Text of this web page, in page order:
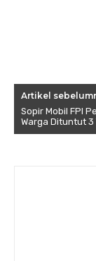
Artikel
Sopir Mobil FPI
Warga Dituntut 3